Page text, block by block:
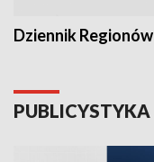
Dziennik Regionów
PUBLICYSTYKA